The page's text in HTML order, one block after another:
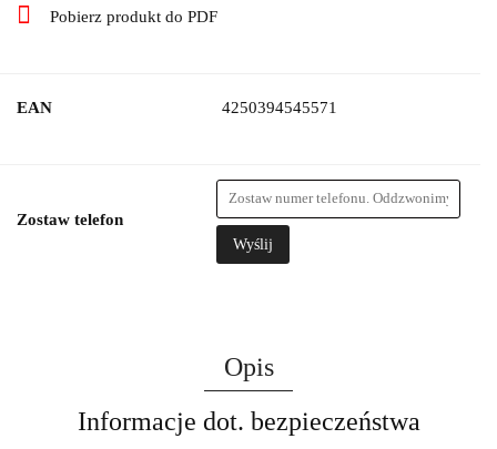
Pobierz produkt do PDF
EAN 4250394545571
Zostaw telefon
Wyślij
Opis
Informacje dot. bezpieczeństwa